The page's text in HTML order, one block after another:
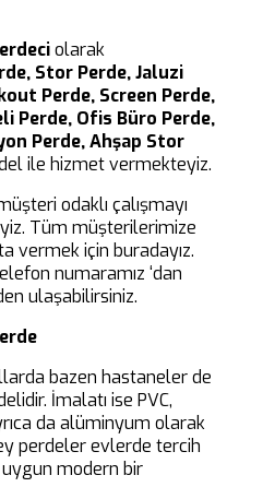
olarak
Stor Perde, Jaluzi
Perde, Screen Perde,
Perde, Ofis Büro Perde,
Perde, Ahşap Stor
ile hizmet vermekteyiz.
odaklı çalışmayı
Tüm müşterilerimize
vermek için buradayız.
numaramız ‘dan
ulaşabilirsiniz.
bazen hastaneler de
İmalatı ise PVC,
da alüminyum olarak
perdeler evlerde tercih
modern bir